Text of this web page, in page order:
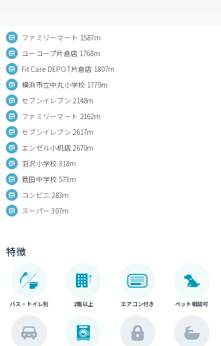
ファミリーマート 1587m
ユーコープ片倉店 1768m
Fit Care DEPOT片倉店 1807m
横浜市立中丸小学校 1779m
セブンイレブン 2148m
ファミリーマート 2162m
セブンイレブン 2617m
エンゼル小机店 2670m
羽沢小学校 318m
菅田中学校 573m
コンビニ 283m
スーパー 307m
特徴
バス・トイレ別 2階以上 エアコン付き ペット相談可